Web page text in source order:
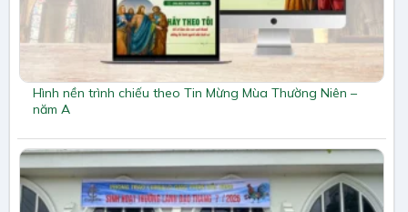
Hình nền trình chiếu theo Tin Mừng Mùa Thường Niên –
năm A